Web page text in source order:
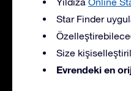
Star Finder
Size
Evrendeki en